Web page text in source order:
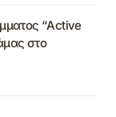
“Active
στο